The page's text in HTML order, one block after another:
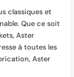
classiques et
Que ce soit
Aster
à toutes les
Aster